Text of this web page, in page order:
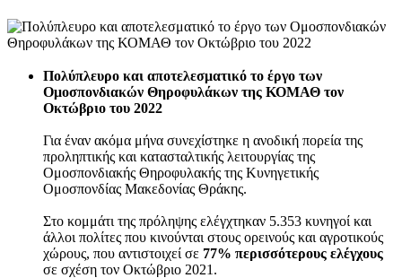
Πολύπλευρο και αποτελεσματικό το έργο των
Ομοσπονδιακών Θηροφυλάκων της ΚΟΜΑΘ τον
Οκτώβριο του 2022
Για έναν ακόμα μήνα συνεχίστηκε η ανοδική πορεία της
προληπτικής και κατασταλτικής λειτουργίας της
Ομοσπονδιακής Θηροφυλακής της Κυνηγετικής
Ομοσπονδίας Μακεδονίας Θράκης.
Στο κομμάτι της πρόληψης ελέγχτηκαν 5.353 κυνηγοί και
άλλοι πολίτες που κινούνται στους ορεινούς και αγροτικούς
χώρους, που αντιστοιχεί σε 77% περισσότερους ελέγχους
σε σχέση τον Οκτώβριο 2021.